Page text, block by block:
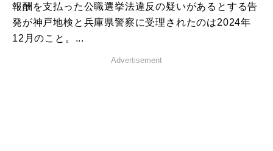
報酬を支払った公職選挙法違反の疑いがあるとする告
発が神戸地検と兵庫県警察に受理されたのは2024年
12月のこと。...
Advertisement